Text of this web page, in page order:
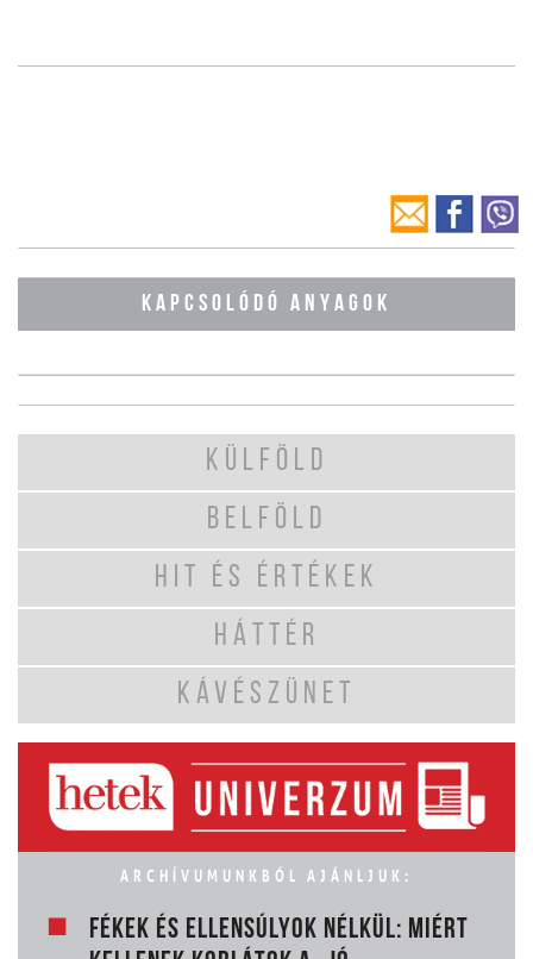
KAPCSOLÓDÓ ANYAGOK
KÜLFÖLD
BELFÖLD
HIT ÉS ÉRTÉKEK
HÁTTÉR
KÁVÉSZÜNET
ARCHÍVUMUNKBÓL AJÁNLJUK:
FÉKEK ÉS ELLENSÚLYOK NÉLKÜL: MIÉRT